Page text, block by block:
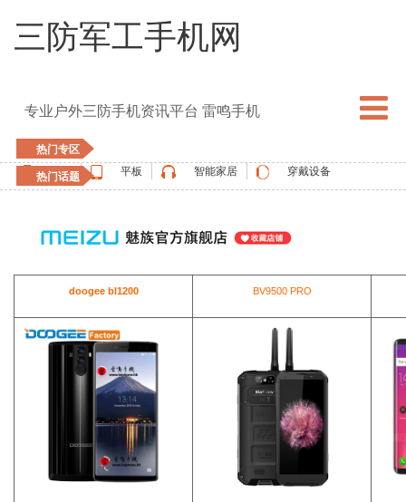
三防军工手机网
专业户外三防手机资讯平台 雷鸣手机
热门专区
手机
平板 智能家居 穿戴设备
热门话题
vernee
doogee bl1200 BV9500 PRO